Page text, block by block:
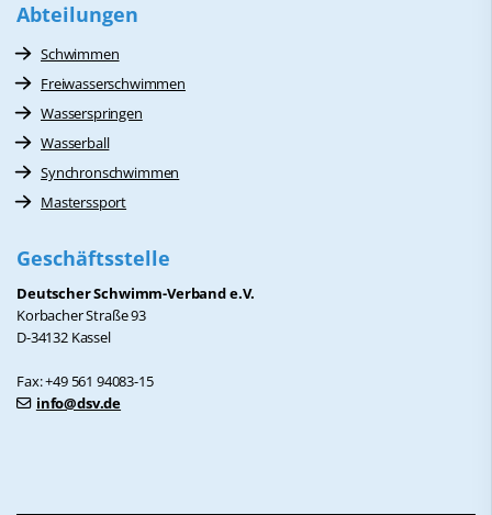
Abteilungen
Schwimmen
Freiwasserschwimmen
Wasserspringen
Wasserball
Synchronschwimmen
Masterssport
Geschäftsstelle
Deutscher Schwimm-Verband e.V.
Korbacher Straße 93
D-34132 Kassel
Fax: +49 561 94083-15
info@dsv.de